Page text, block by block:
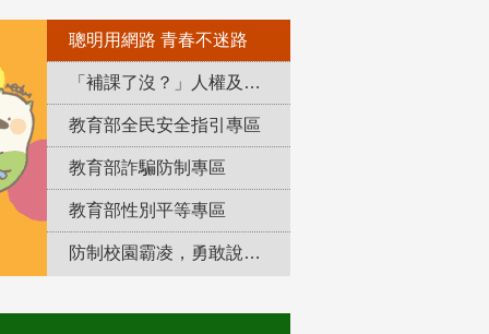
聰明用網路 青春不迷路
「補課了沒？」人權及轉型正義教育專區
教育部全民安全指引專區
教育部詐騙防制專區
教育部性別平等專區
防制校園霸凌，勇敢說出來！